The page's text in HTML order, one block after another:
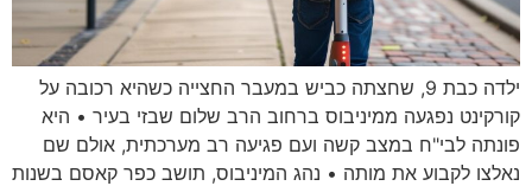
ילדה כבת 9, שחצתה כביש במעבר החצייה כשהיא רכובה על
קורקינט נפגעה ממיניבוס ברחוב הרב שלום שבזי בעיר • היא
פונתה לבי"ח במצב קשה ועם פגיעה רב מערכתית, אולם שם
נאלצו לקבוע את מותה • נהג המיניבוס, תושב כפר קאסם בשנות